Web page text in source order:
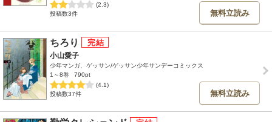
(2.3)
投稿数3件
無料立読み
ちろり
小山愛子
少年マンガ、ゲッサン/ゲッサン少年サンデーコミックス
1～8巻
790pt
(4.1)
投稿数37件
無料立読み